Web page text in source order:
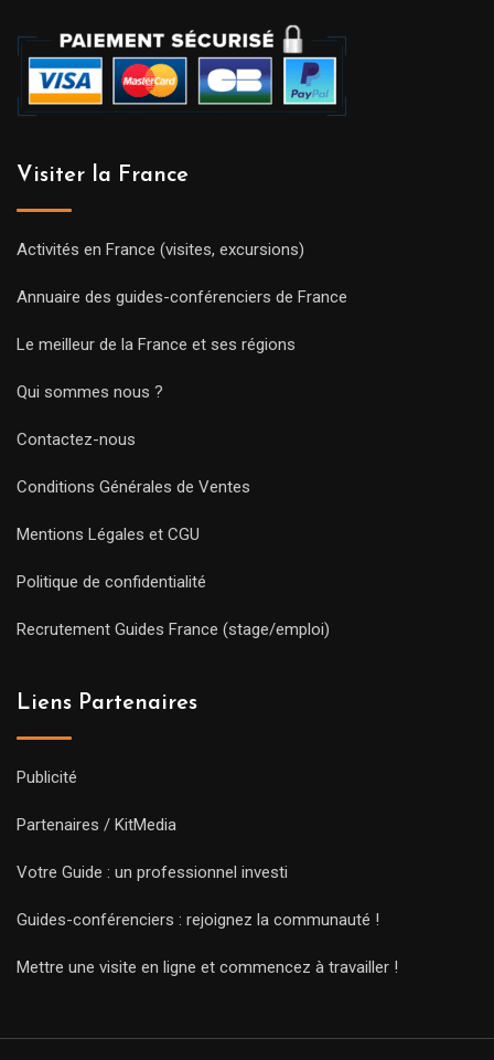
Visiter la France
Activités en France (visites, excursions)
Annuaire des guides-conférenciers de France
Le meilleur de la France et ses régions
Qui sommes nous ?
Contactez-nous
Conditions Générales de Ventes
Mentions Légales et CGU
Politique de confidentialité
Recrutement Guides France (stage/emploi)
Liens Partenaires
Publicité
Partenaires / KitMedia
Votre Guide : un professionnel investi
Guides-conférenciers : rejoignez la communauté !
Mettre une visite en ligne et commencez à travailler !